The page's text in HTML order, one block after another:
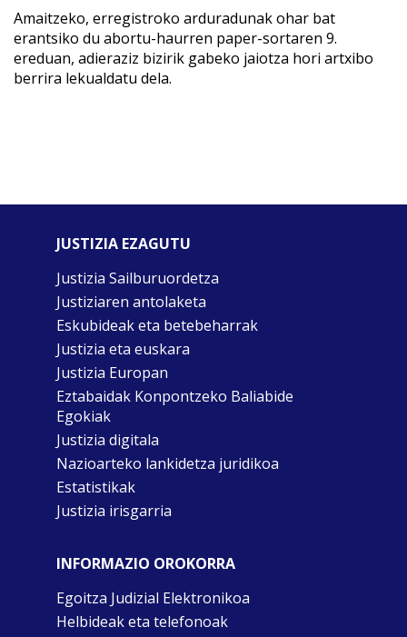
Amaitzeko, erregistroko arduradunak ohar bat
erantsiko du abortu-haurren paper-sortaren 9.
ereduan, adieraziz bizirik gabeko jaiotza hori artxibo
berrira lekualdatu dela.
JUSTIZIA EZAGUTU
Justizia Sailburuordetza
Justiziaren antolaketa
Eskubideak eta betebeharrak
Justizia eta euskara
Justizia Europan
Eztabaidak Konpontzeko Baliabide
Egokiak
Justizia digitala
Nazioarteko lankidetza juridikoa
Estatistikak
Justizia irisgarria
INFORMAZIO OROKORRA
Egoitza Judizial Elektronikoa
Helbideak eta telefonoak